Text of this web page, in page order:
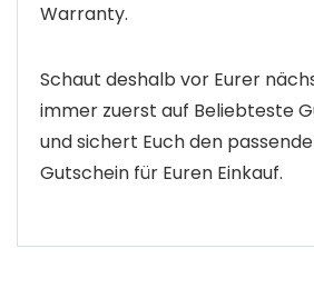
Warranty.
Schaut deshalb vor Eurer
immer zuerst auf Beliebteste
und sichert Euch den
Gutschein für Euren Einkauf.